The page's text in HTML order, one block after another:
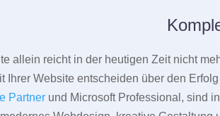
allein reicht in der heutigen Zeit nicht
Ihrer Website entscheiden über den
Partner und Microsoft Professional, sind